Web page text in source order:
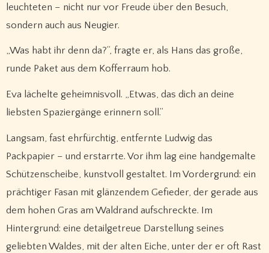
leuchteten – nicht nur vor Freude über den Besuch,
sondern auch aus Neugier.
„Was habt ihr denn da?“, fragte er, als Hans das große,
runde Paket aus dem Kofferraum hob.
Eva lächelte geheimnisvoll. „Etwas, das dich an deine
liebsten Spaziergänge erinnern soll.“
Langsam, fast ehrfürchtig, entfernte Ludwig das
Packpapier – und erstarrte. Vor ihm lag eine handgemalte
Schützenscheibe, kunstvoll gestaltet. Im Vordergrund: ein
prächtiger Fasan mit glänzendem Gefieder, der gerade aus
dem hohen Gras am Waldrand aufschreckte. Im
Hintergrund: eine detailgetreue Darstellung seines
geliebten Waldes, mit der alten Eiche, unter der er oft Rast